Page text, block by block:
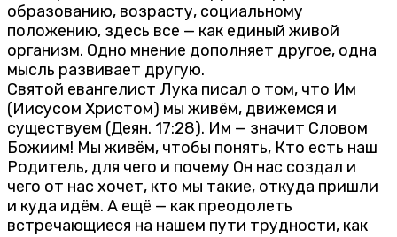
образованию, возрасту, социальному
положению, здесь все — как единый живой
организм. Одно мнение дополняет другое, одна
мысль развивает другую.
Святой евангелист Лука писал о том, что Им
(Иисусом Христом) мы живём, движемся и
существуем (Деян. 17:28). Им — значит Словом
Божиим! Мы живём, чтобы понять, Кто есть наш
Родитель, для чего и почему Он нас создал и
чего от нас хочет, кто мы такие, откуда пришли
и куда идём. А ещё — как преодолеть
встречающиеся на нашем пути трудности, как